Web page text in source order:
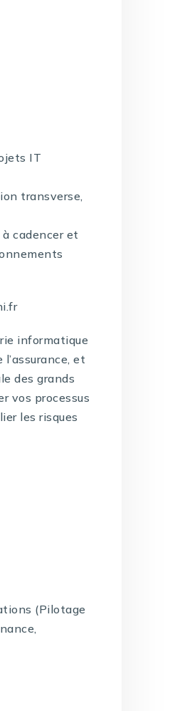
IT
transverse,
cadencer et
informatique
et
des grands
vos processus
les risques
(Pilotage